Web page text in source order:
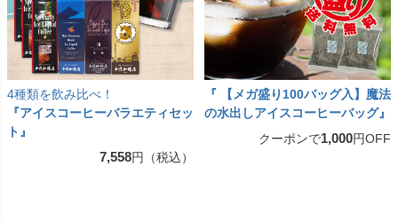
4種類を飲み比べ！
『アイスコーヒーバラエティセッ
ト』
7,558円（税込）
『 【メガ盛り100バッグ入】魔法
の水出しアイスコーヒーバッグ』
クーポンで1,000円OFF